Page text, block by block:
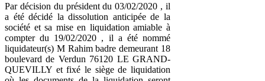
Par décision du président du 03/02/2020 , il
a été décidé la dissolution anticipée de la
société et sa mise en liquidation amiable à
compter du 19/02/2020 , il a été nommé
liquidateur(s) M Rahim badre demeurant 18
boulevard de Verdun 76120 LE GRAND-
QUEVILLY et fixé le siège de liquidation